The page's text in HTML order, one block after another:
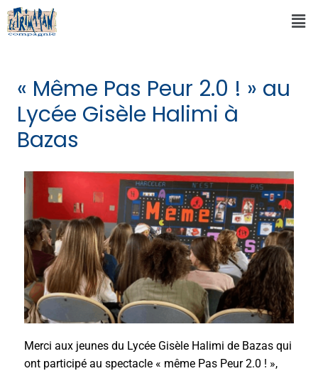
« Même Pas Peur 2.0 ! » au
Lycée Gisèle Halimi à
Bazas
Merci aux jeunes du Lycée Gisèle Halimi de Bazas qui
ont participé au spectacle « même Pas Peur 2.0 ! »,